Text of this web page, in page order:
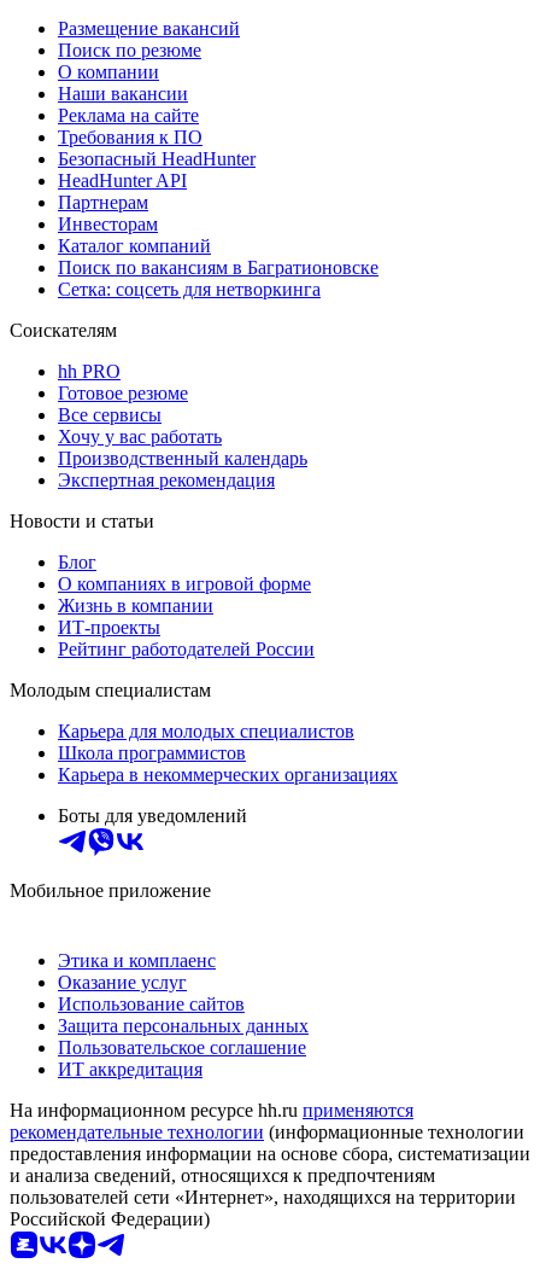
Размещение вакансий
Поиск по резюме
О компании
Наши вакансии
Реклама на сайте
Требования к ПО
Безопасный HeadHunter
HeadHunter API
Партнерам
Инвесторам
Каталог компаний
Поиск по вакансиям в Багратионовске
Сетка: соцсеть для нетворкинга
Соискателям
hh PRO
Готовое резюме
Все сервисы
Хочу у вас работать
Производственный календарь
Экспертная рекомендация
Новости и статьи
Блог
О компаниях в игровой форме
Жизнь в компании
ИТ-проекты
Рейтинг работодателей России
Молодым специалистам
Карьера для молодых специалистов
Школа программистов
Карьера в некоммерческих организациях
Боты для уведомлений
Мобильное приложение
Этика и комплаенс
Оказание услуг
Использование сайтов
Защита персональных данных
Пользовательское соглашение
ИТ аккредитация
На информационном ресурсе hh.ru применяются
рекомендательные технологии (информационные технологии
предоставления информации на основе сбора, систематизации
и анализа сведений, относящихся к предпочтениям
пользователей сети «Интернет», находящихся на территории
Российской Федерации)